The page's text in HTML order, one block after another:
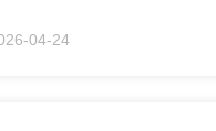
04-24